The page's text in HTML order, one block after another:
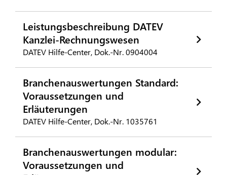
Leistungsbeschreibung DATEV
Kanzlei-Rechnungswesen
DATEV Hilfe-Center, Dok.-Nr. 0904004
Branchenauswertungen Standard:
Voraussetzungen und
Erläuterungen
DATEV Hilfe-Center, Dok.-Nr. 1035761
Branchenauswertungen modular:
Voraussetzungen und